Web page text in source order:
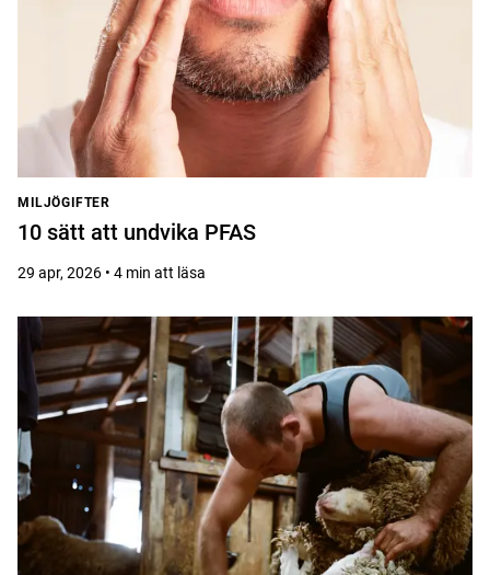
MILJÖGIFTER
10 sätt att undvika PFAS
29 apr, 2026 • 4 min att läsa